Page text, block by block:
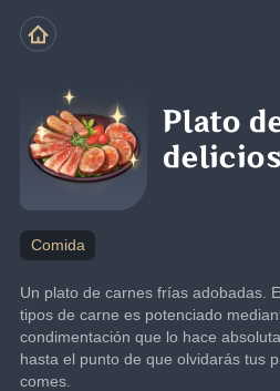
Plato
Comida
Un plato de carnes frías adobadas.
tipos de carne es potenciado
condimentación que lo hace
hasta el punto de que olvidarás tus
comes.